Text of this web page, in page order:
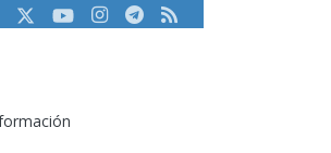
TwitterYoutubeInstagram
Telegram
RSS